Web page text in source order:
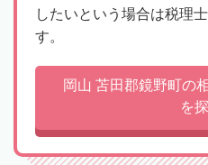
したいという場合は税理
す。
岡山 苫田郡鏡野町の
を